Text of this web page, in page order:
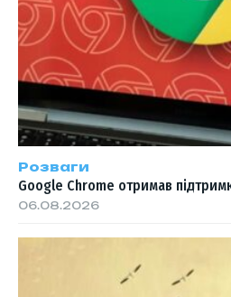
Розваги
Google Chrome отримав
06.08.2026